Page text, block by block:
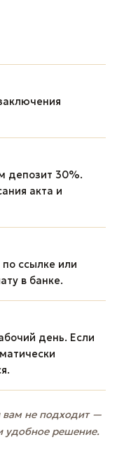
депозит 30%.
акта и
ссылке или
в банке.
день. Если
вам не подходит —
удобное решение.